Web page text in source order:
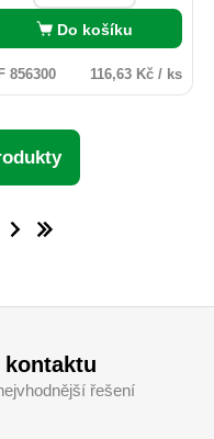
Do košíku
856300 116,63 Kč / ks
řešení